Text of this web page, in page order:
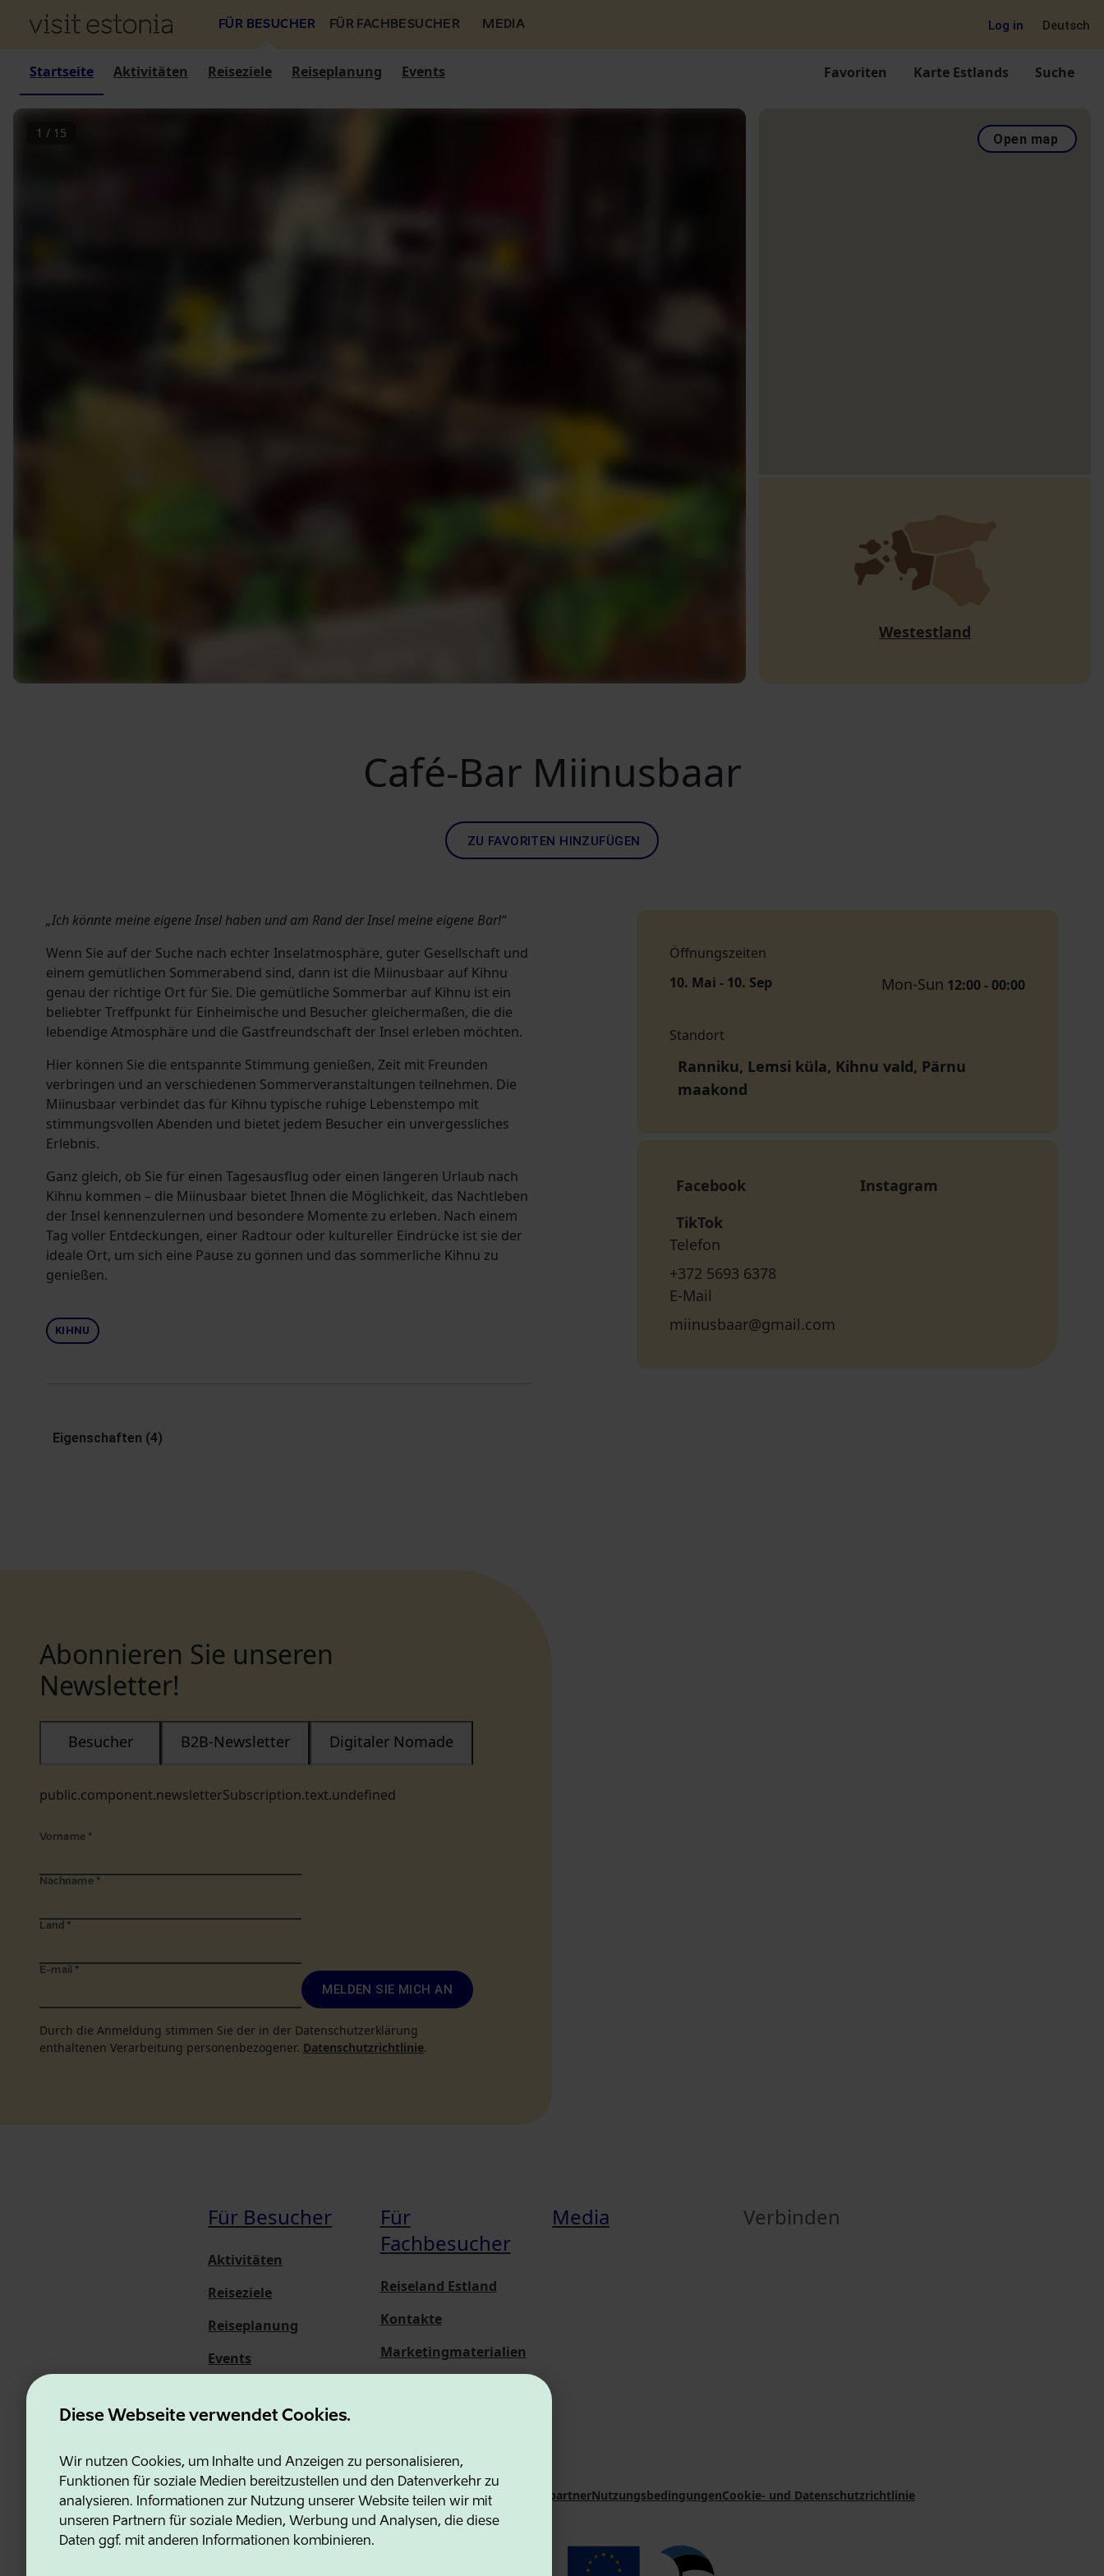
Diese Webseite verwendet Cookies.
Wir nutzen Cookies, um Inhalte und Anzeigen zu personalisieren,
Funktionen für soziale Medien bereitzustellen und den Datenverkehr zu
analysieren. Informationen zur Nutzung unserer Website teilen wir mit
unseren Partnern für soziale Medien, Werbung und Analysen, die diese
Daten ggf. mit anderen Informationen kombinieren.
FÜR BESUCHER FÜR FACHBESUCHER MEDIA Log in Deutsch
Startseite Aktivitäten Reiseziele Reiseplanung Events Favoriten Karte Estlands Suche
1 / 15 Open map
Westestland
Café-Bar Miinusbaar
ZU FAVORITEN HINZUFÜGEN
„Ich könnte meine eigene Insel haben und am Rand der Insel meine eigene Bar!“
Wenn Sie auf der Suche nach echter Inselatmosphäre, guter Gesellschaft und
einem gemütlichen Sommerabend sind, dann ist die Miinusbaar auf Kihnu
genau der richtige Ort für Sie. Die gemütliche Sommerbar auf Kihnu ist ein
beliebter Treffpunkt für Einheimische und Besucher gleichermaßen, die die
lebendige Atmosphäre und die Gastfreundschaft der Insel erleben möchten.
Hier können Sie die entspannte Stimmung genießen, Zeit mit Freunden
verbringen und an verschiedenen Sommerveranstaltungen teilnehmen. Die
Miinusbaar verbindet das für Kihnu typische ruhige Lebenstempo mit
stimmungsvollen Abenden und bietet jedem Besucher ein unvergessliches
Erlebnis.
Ganz gleich, ob Sie für einen Tagesausflug oder einen längeren Urlaub nach
Kihnu kommen – die Miinusbaar bietet Ihnen die Möglichkeit, das Nachtleben
der Insel kennenzulernen und besondere Momente zu erleben. Nach einem
Tag voller Entdeckungen, einer Radtour oder kultureller Eindrücke ist sie der
ideale Ort, um sich eine Pause zu gönnen und das sommerliche Kihnu zu
genießen.
KIHNU
Eigenschaften (4)
Öffnungszeiten
10. Mai - 10. Sep
Mon-Sun 12:00 - 00:00
Standort
Ranniku, Lemsi küla, Kihnu vald, Pärnu
maakond
Facebook
Instagram
TikTok
Telefon
+372 5693 6378
E-Mail
miinusbaar@gmail.com
Abonnieren Sie unseren
Newsletter!
public.component.newsletterSubscription.text.undefined
Besucher B2B-Newsletter Digitaler Nomade
Vorname *
Nachname *
Land *
E-mail *
MELDEN SIE MICH AN
Durch die Anmeldung stimmen Sie der in der Datenschutzerklärung
enthaltenen Verarbeitung personenbezogener. Datenschutzrichtlinie.
Für Besucher
Aktivitäten
Reiseziele
Reiseplanung
Events
Für
Fachbesucher
Reiseland Estland
Kontakte
Marketingmaterialien
Media Verbinden
Estonian Business and Innovation AgencyKontakte KooperationspartnerNutzungsbedingungenCookie- und Datenschutzrichtlinie